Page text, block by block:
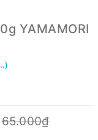
YAMAMORI
65.000₫